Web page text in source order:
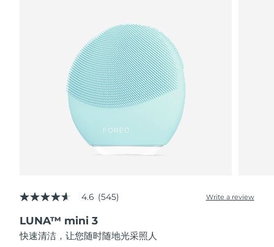
4.6
of
5
stars,
4.6 (545) Write a review
LUNA™ mini 3
快速清洁，让您随时随地光采照人